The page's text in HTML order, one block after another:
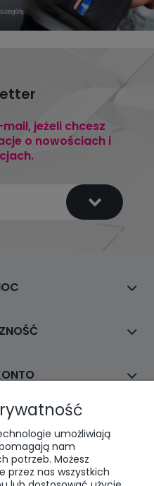
jeżeli chcesz
o nowościach i
DOSTAWA
umożliwiają
nam
potrzeb. Możesz
przez nas wszystkich